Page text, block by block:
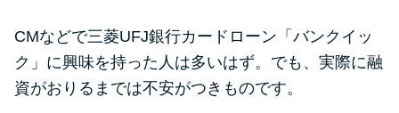
便利なコンテンツ
CMなどで三菱UFJ銀行カードローン「バンクイッ
ク」に興味を持った人は多いはず。でも、実際に融
資がおりるまでは不安がつきものです。